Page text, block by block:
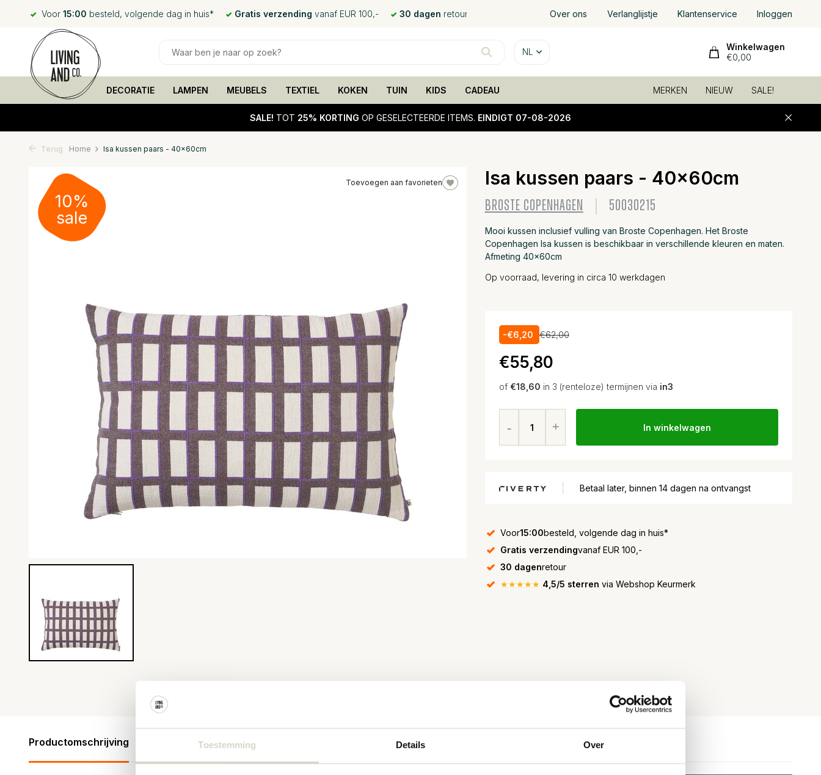
Toestemming Details Over
Voor 15:00 besteld, volgende dag in huis* Gratis verzending vanaf EUR 100,- 30 dagen retour Over ons Verlanglijstje Klantenservice Inloggen
NL
Winkelwagen
€0,00
DECORATIE LAMPEN MEUBELS TEXTIEL KOKEN TUIN KIDS CADEAU MERKEN NIEUW SALE!
SALE! TOT 25% KORTING OP GESELECTEERDE ITEMS. EINDIGT 07-08-2026
Terug Home Isa kussen paars - 40x60cm
Toevoegen aan favorieten
10%
sale
Isa kussen paars - 40x60cm
BROSTE COPENHAGEN 50030215
Mooi kussen inclusief vulling van Broste Copenhagen. Het Broste
Copenhagen Isa kussen is beschikbaar in verschillende kleuren en maten.
Afmeting 40x60cm
Op voorraad, levering in circa 10 werkdagen
-€6,20 €62,00
€55,80
of €18,60 in 3 (renteloze) termijnen via in3
In winkelwagen
Betaal later, binnen 14 dagen na ontvangst
Voor15:00besteld, volgende dag in huis*
Gratis verzendingvanaf EUR 100,-
30 dagenretour
★★★★★ 4,5/5 sterren via Webshop Keurmerk
Productomschrijving Productspecificaties Reviews